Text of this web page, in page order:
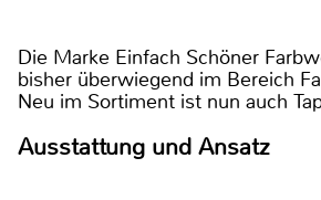
Die Marke Einfach Schöner
bisher überwiegend im Bereich
Neu im Sortiment ist nun auch
Ausstattung und Ansatz